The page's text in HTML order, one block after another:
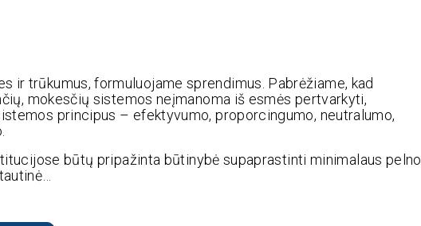
ir trūkumus, formuluojame sprendimus. Pabrėžiame, kad
mokesčių sistemos neįmanoma iš esmės pertvarkyti,
principus – efektyvumo, proporcingumo, neutralumo,
būtų pripažinta būtinybė supaprastinti minimalaus pelno